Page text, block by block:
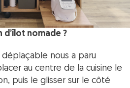
nomade ?
déplaçable nous a paru
au centre de la cuisine le
puis le glisser sur le côté